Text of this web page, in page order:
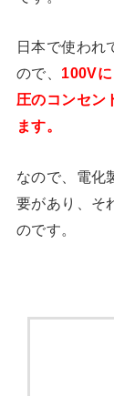
日本で使われ
ので、 100V
圧のコンセン
ます。
なので、電化
要があり、そ
のです。